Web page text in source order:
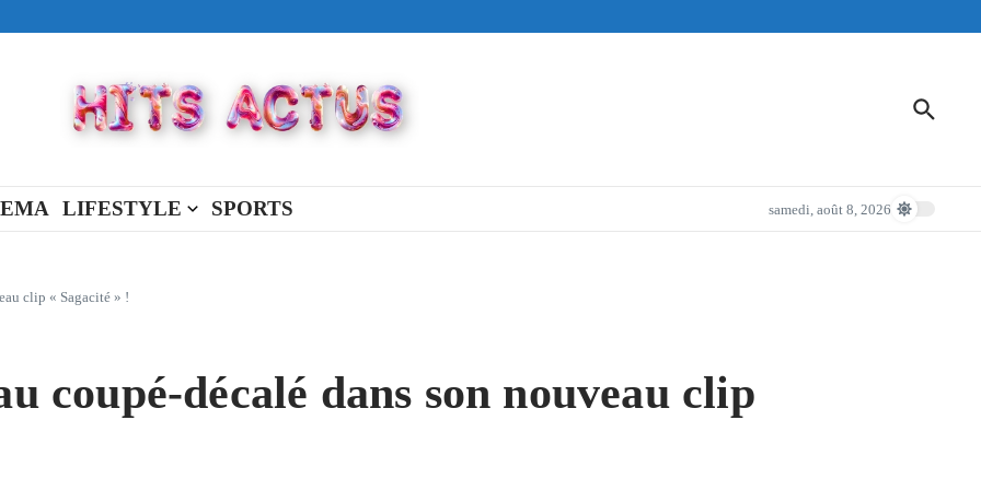
Full Of You »
LIFESTYLE SPORTS samedi, août 8, 2026
clip « Sagacité » !
coupé-décalé dans son nouveau clip